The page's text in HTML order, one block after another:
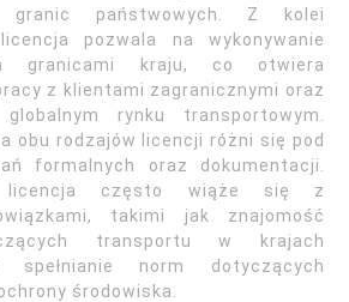
granic państwowych. Z kolei
pozwala na wykonywanie
granicami kraju, co otwiera
z klientami zagranicznymi oraz
rynku transportowym.
obu rodzajów licencji różni się pod
formalnych oraz dokumentacji.
licencja często wiąże się z
takimi jak znajomość
transportu w krajach
spełnianie norm dotyczących
środowiska.